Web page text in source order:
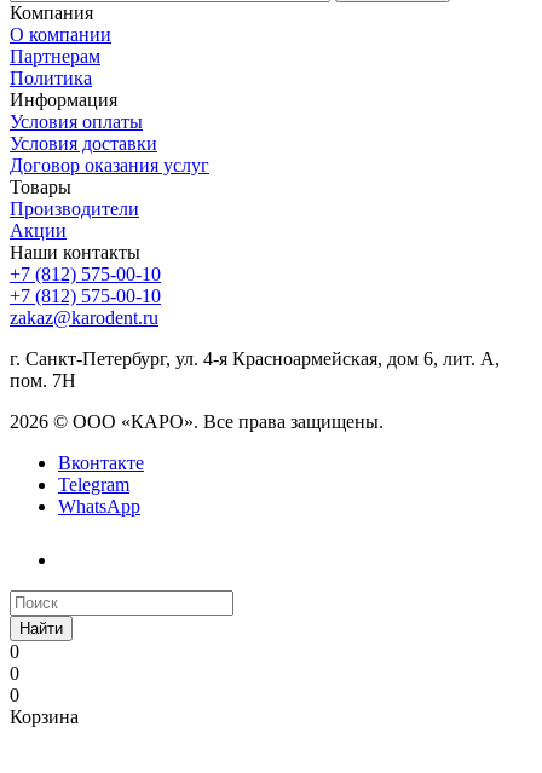
Компания
О компании
Партнерам
Политика
Информация
Условия оплаты
Условия доставки
Договор оказания услуг
Товары
Производители
Акции
Наши контакты
+7 (812) 575-00-10
+7 (812) 575-00-10
zakaz@karodent.ru
г. Санкт-Петербург, ул. 4-я Красноармейская, дом 6, лит. А,
пом. 7Н
2026 © ООО «КАРО». Все права защищены.
Вконтакте
Telegram
WhatsApp
Найти
0
0
0
Корзина